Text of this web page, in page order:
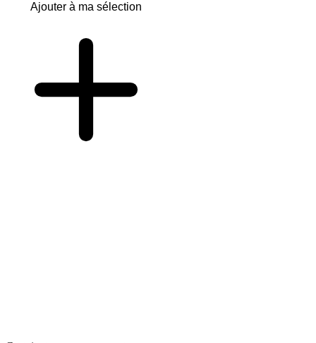
Ajouter à ma sélection